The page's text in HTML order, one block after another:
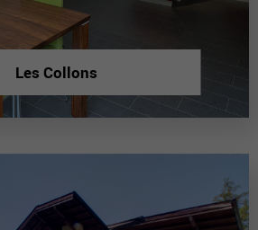
Les Collons